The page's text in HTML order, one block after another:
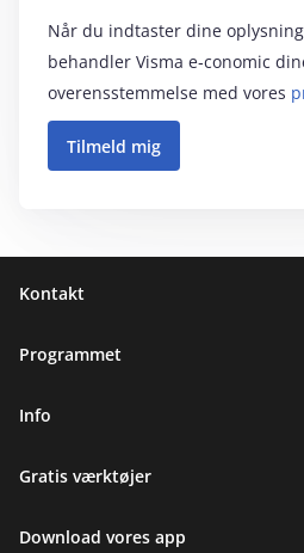
Når du indtaster dine
behandler Visma e‑conomic
overensstemmelse med vores
Sidefod
Kontakt
Programmet
Info
Gratis værktøjer
Download vores app